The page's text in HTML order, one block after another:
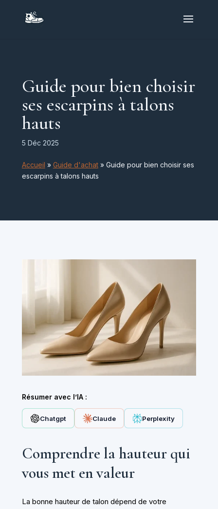
Guide pour bien choisir
ses escarpins à talons
hauts
5 Déc 2025
Accueil » Guide d'achat» Guide pour bien choisir ses
escarpins à talons hauts
Résumer avec l’IA :
Chatgpt Claude Perplexity
Comprendre la hauteur qui
vous met en valeur
La bonne hauteur de talon dépend de votre